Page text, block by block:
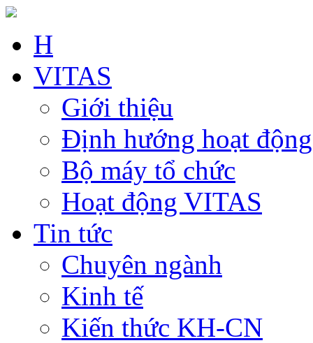
H
VITAS
Giới thiệu
Định hướng hoạt động
Bộ máy tổ chức
Hoạt động VITAS
Tin tức
Chuyên ngành
Kinh tế
Kiến thức KH-CN